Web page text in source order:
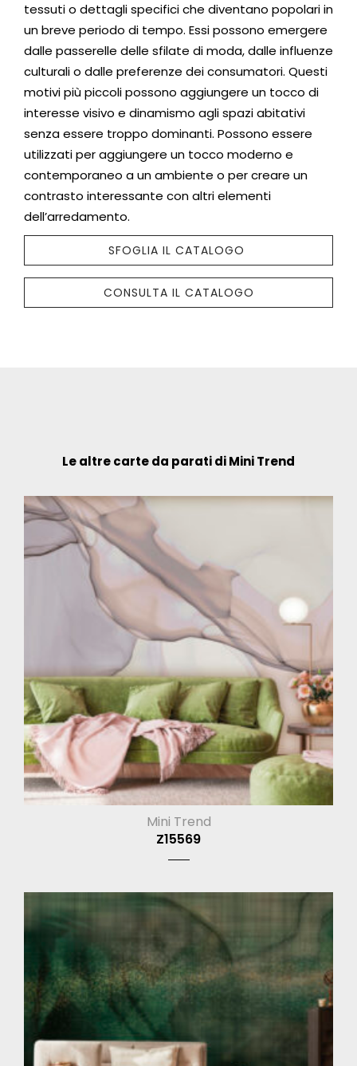
tessuti o dettagli specifici che diventano popolari in
un breve periodo di tempo. Essi possono emergere
dalle passerelle delle sfilate di moda, dalle influenze
culturali o dalle preferenze dei consumatori. Questi
motivi più piccoli possono aggiungere un tocco di
interesse visivo e dinamismo agli spazi abitativi
senza essere troppo dominanti. Possono essere
utilizzati per aggiungere un tocco moderno e
contemporaneo a un ambiente o per creare un
contrasto interessante con altri elementi
dell’arredamento.
SFOGLIA IL CATALOGO
CONSULTA IL CATALOGO
Le altre carte da parati di Mini Trend
Mini Trend
Z15569